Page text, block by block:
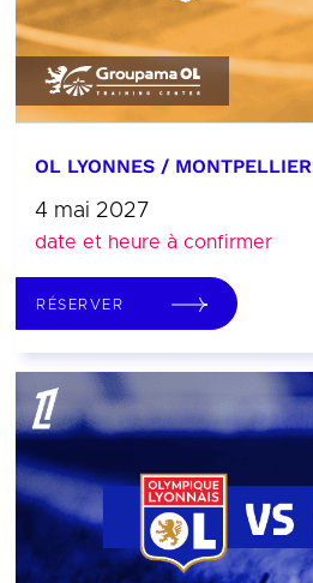
OL LYONNES / MONTPELLIER
4 mai 2027
date et heure à confirmer
RÉSERVER